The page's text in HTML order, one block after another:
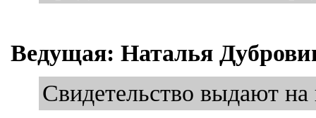
Ведущая: Наталья
Свидетельство выдают